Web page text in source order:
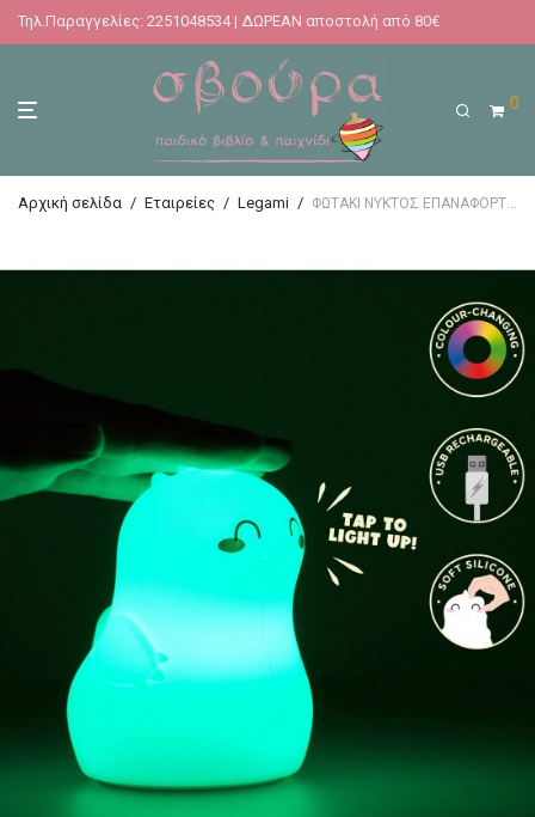
Τηλ.Παραγγελίες: 2251048534 | ΔΩΡΕΑΝ αποστολή από 80€
0
Αρχική σελίδα / Εταιρείες / Legami / ΦΩΤΑΚΙ ΝΥΚΤΟΣ ΕΠΑΝΑΦΟΡΤΙΖΟΜΕΝΟ LEGAMI SOFT DREAMS – RECHARGEABLE NIGHT LIGHT – DINO (ΔΕΙΝΟΣΑΥΡΟΣ)